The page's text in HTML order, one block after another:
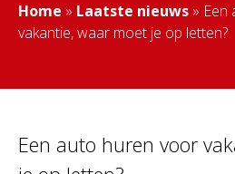
Home » Laatste nieuws » Een
vakantie, waar moet je op letten?
Een auto huren voor